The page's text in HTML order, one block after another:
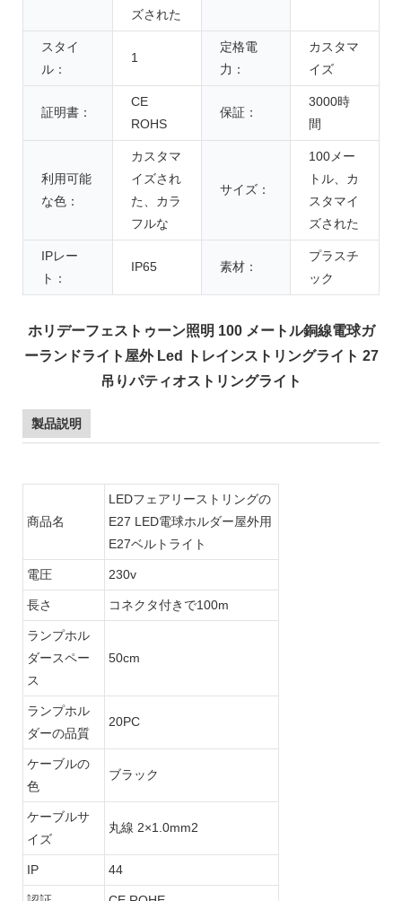
ズされた
スタイ
ル：
1
定格電
力：
カスタマ
イズ
証明書：
CE
ROHS
保証：
3000時
間
利用可能
な色：
カスタマ
イズされ
た、カラ
フルな
サイズ：
100メー
トル、カ
スタマイ
ズされた
IPレー
ト：
IP65 素材：
プラスチ
ック
ホリデーフェストゥーン照明 100 メートル銅線電球ガ
ーランドライト屋外 Led トレインストリングライト 27
吊りパティオストリングライト
製品説明
商品名
LEDフェアリーストリングの
E27 LED電球ホルダー屋外用
E27ベルトライト
電圧 230v
長さ コネクタ付きで100m
ランプホル
ダースペー
ス
50cm
ランプホル
ダーの品質
20PC
ケーブルの
色
ブラック
ケーブルサ
イズ
丸線 2×1.0mm2
IP 44